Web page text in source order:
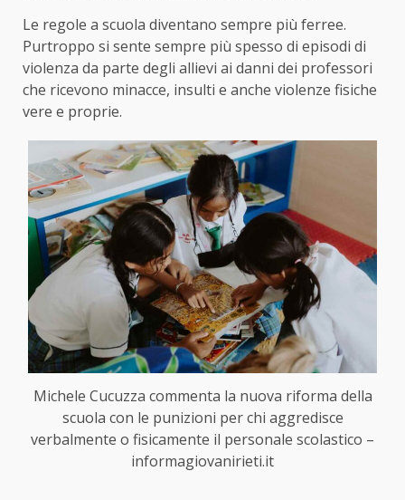
Le regole a scuola diventano sempre più ferree.
Purtroppo si sente sempre più spesso di episodi di
violenza da parte degli allievi ai danni dei professori
che ricevono minacce, insulti e anche violenze fisiche
vere e proprie.
Michele Cucuzza commenta la nuova riforma della
scuola con le punizioni per chi aggredisce
verbalmente o fisicamente il personale scolastico –
informagiovanirieti.it